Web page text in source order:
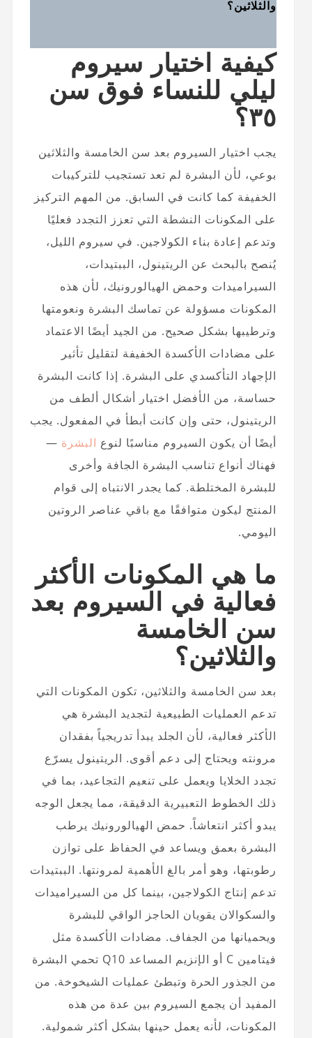
والثلاثين؟
كيفية اختيار سيروم
ليلي للنساء فوق سن
٣٥؟
يجب اختيار السيروم بعد سن الخامسة والثلاثين
بوعي، لأن البشرة لم تعد تستجيب للتركيبات
الخفيفة كما كانت في السابق. من المهم التركيز
على المكونات النشطة التي تعزز التجدد فعليًا
وتدعم إعادة بناء الكولاجين. في سيروم الليل،
يُنصح بالبحث عن الريتينول، الببتيدات،
السيراميدات وحمض الهيالورونيك، لأن هذه
المكونات مسؤولة عن تماسك البشرة ونعومتها
وترطيبها بشكل صحيح. من الجيد أيضًا الاعتماد
على مضادات الأكسدة الخفيفة لتقليل تأثير
الإجهاد التأكسدي على البشرة. إذا كانت البشرة
حساسة، من الأفضل اختيار أشكال ألطف من
الريتينول، حتى وإن كانت أبطأ في المفعول. يجب
أيضًا أن يكون السيروم مناسبًا لنوع البشرة —
فهناك أنواع تناسب البشرة الجافة وأخرى
للبشرة المختلطة. كما يجدر الانتباه إلى قوام
المنتج ليكون متوافقًا مع باقي عناصر الروتين
اليومي.
ما هي المكونات الأكثر
فعالية في السيروم بعد
سن الخامسة
والثلاثين؟
بعد سن الخامسة والثلاثين، تكون المكونات التي
تدعم العمليات الطبيعية لتجديد البشرة هي
الأكثر فعالية، لأن الجلد يبدأ تدريجياً بفقدان
مرونته ويحتاج إلى دعم أقوى. الريتينول يسرّع
تجدد الخلايا ويعمل على تنعيم التجاعيد، بما في
ذلك الخطوط التعبيرية الدقيقة، مما يجعل الوجه
يبدو أكثر انتعاشاً. حمض الهيالورونيك يرطب
البشرة بعمق ويساعد في الحفاظ على توازن
رطوبتها، وهو أمر بالغ الأهمية لمرونتها. الببتيدات
تدعم إنتاج الكولاجين، بينما كل من السيراميدات
والسكوالان يقويان الحاجز الواقي للبشرة
ويحميانها من الجفاف. مضادات الأكسدة مثل
فيتامين C أو الإنزيم المساعد Q10 تحمي البشرة
من الجذور الحرة وتبطئ عمليات الشيخوخة. من
المفيد أن يجمع السيروم بين عدة من هذه
المكونات، لأنه يعمل حينها بشكل أكثر شمولية.